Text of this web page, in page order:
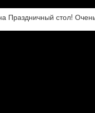
Праздничный стол!